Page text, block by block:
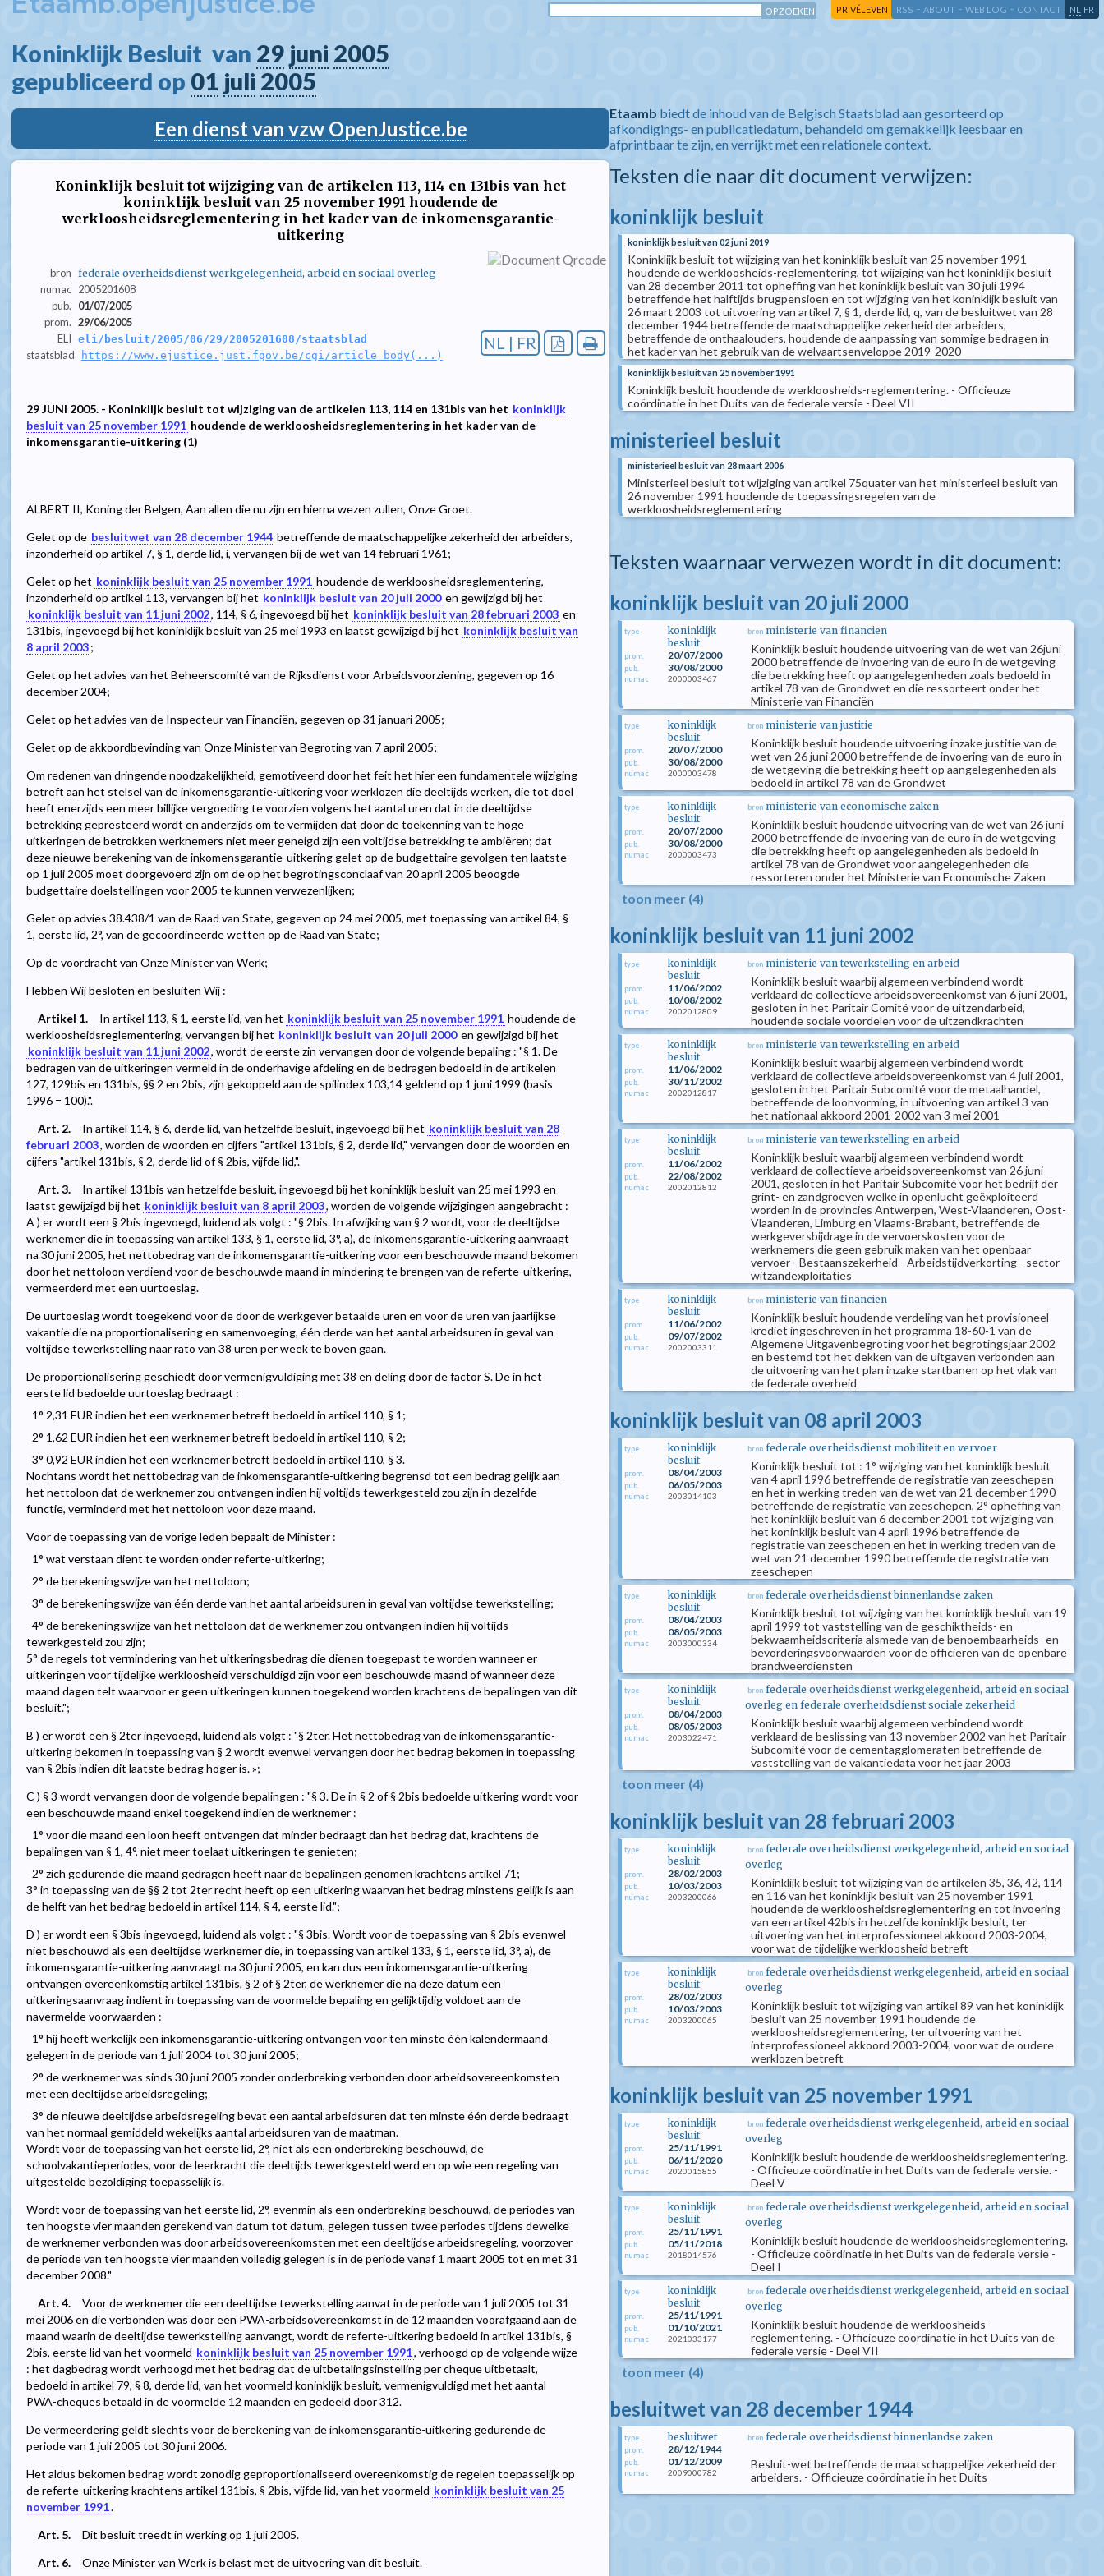
PRIVÉLEVEN RSS - ABOUT - WEB LOG - CONTACT NL FR
Koninklijk Besluit  van 29 juni 2005
gepubliceerd op 01 juli 2005
Een dienst van vzw OpenJustice.be
Koninklijk besluit tot wijziging van de artikelen 113, 114 en 131bis van het
koninklijk besluit van 25 november 1991 houdende de
werkloosheidsreglementering in het kader van de inkomensgarantie-
uitkering
bron federale overheidsdienst werkgelegenheid, arbeid en sociaal overleg
numac 2005201608
pub.
01/07/2005
prom. 29/06/2005
ELI eli/besluit/2005/06/29/2005201608/staatsblad
staatsblad https://www.ejustice.just.fgov.be/cgi/article_body(...)
NL | FR
29 JUNI 2005. - Koninklijk besluit tot wijziging van de artikelen 113, 114 en 131bis van het koninklijk
besluit van 25 november 1991 houdende de werkloosheidsreglementering in het kader van de
inkomensgarantie-uitkering (1)
ALBERT II, Koning der Belgen, Aan allen die nu zijn en hierna wezen zullen, Onze Groet.
Gelet op de besluitwet van 28 december 1944 betreffende de maatschappelijke zekerheid der arbeiders,
inzonderheid op artikel 7, § 1, derde lid, i, vervangen bij de wet van 14 februari 1961;
Gelet op het koninklijk besluit van 25 november 1991 houdende de werkloosheidsreglementering,
inzonderheid op artikel 113, vervangen bij het koninklijk besluit van 20 juli 2000 en gewijzigd bij het
koninklijk besluit van 11 juni 2002, 114, § 6, ingevoegd bij het koninklijk besluit van 28 februari 2003 en
131bis, ingevoegd bij het koninklijk besluit van 25 mei 1993 en laatst gewijzigd bij het koninklijk besluit van
8 april 2003;
Gelet op het advies van het Beheerscomité van de Rijksdienst voor Arbeidsvoorziening, gegeven op 16
december 2004;
Gelet op het advies van de Inspecteur van Financiën, gegeven op 31 januari 2005;
Gelet op de akkoordbevinding van Onze Minister van Begroting van 7 april 2005;
Om redenen van dringende noodzakelijkheid, gemotiveerd door het feit het hier een fundamentele wijziging
betreft aan het stelsel van de inkomensgarantie-uitkering voor werklozen die deeltijds werken, die tot doel
heeft enerzijds een meer billijke vergoeding te voorzien volgens het aantal uren dat in de deeltijdse
betrekking gepresteerd wordt en anderzijds om te vermijden dat door de toekenning van te hoge
uitkeringen de betrokken werknemers niet meer geneigd zijn een voltijdse betrekking te ambiëren; dat
deze nieuwe berekening van de inkomensgarantie-uitkering gelet op de budgettaire gevolgen ten laatste
op 1 juli 2005 moet doorgevoerd zijn om de op het begrotingsconclaaf van 20 april 2005 beoogde
budgettaire doelstellingen voor 2005 te kunnen verwezenlijken;
Gelet op advies 38.438/1 van de Raad van State, gegeven op 24 mei 2005, met toepassing van artikel 84, §
1, eerste lid, 2°, van de gecoördineerde wetten op de Raad van State;
Op de voordracht van Onze Minister van Werk;
Hebben Wij besloten en besluiten Wij :
Artikel 1.
In artikel 113, § 1, eerste lid, van het koninklijk besluit van 25 november 1991 houdende de
werkloosheidsreglementering, vervangen bij het koninklijk besluit van 20 juli 2000 en gewijzigd bij het
koninklijk besluit van 11 juni 2002, wordt de eerste zin vervangen door de volgende bepaling : "§ 1. De
bedragen van de uitkeringen vermeld in de onderhavige afdeling en de bedragen bedoeld in de artikelen
127, 129bis en 131bis, §§ 2 en 2bis, zijn gekoppeld aan de spilindex 103,14 geldend op 1 juni 1999 (basis
1996 = 100).".
Art. 2.
In artikel 114, § 6, derde lid, van hetzelfde besluit, ingevoegd bij het koninklijk besluit van 28
februari 2003, worden de woorden en cijfers "artikel 131bis, § 2, derde lid," vervangen door de woorden en
cijfers "artikel 131bis, § 2, derde lid of § 2bis, vijfde lid,".
Art. 3.
In artikel 131bis van hetzelfde besluit, ingevoegd bij het koninklijk besluit van 25 mei 1993 en
laatst gewijzigd bij het koninklijk besluit van 8 april 2003, worden de volgende wijzigingen aangebracht :
A ) er wordt een § 2bis ingevoegd, luidend als volgt : "§ 2bis. In afwijking van § 2 wordt, voor de deeltijdse
werknemer die in toepassing van artikel 133, § 1, eerste lid, 3°, a), de inkomensgarantie-uitkering aanvraagt
na 30 juni 2005, het nettobedrag van de inkomensgarantie-uitkering voor een beschouwde maand bekomen
door het nettoloon verdiend voor de beschouwde maand in mindering te brengen van de referte-uitkering,
vermeerderd met een uurtoeslag.
De uurtoeslag wordt toegekend voor de door de werkgever betaalde uren en voor de uren van jaarlijkse
vakantie die na proportionalisering en samenvoeging, één derde van het aantal arbeidsuren in geval van
voltijdse tewerkstelling naar rato van 38 uren per week te boven gaan.
De proportionalisering geschiedt door vermenigvuldiging met 38 en deling door de factor S. De in het
eerste lid bedoelde uurtoeslag bedraagt :
1° 2,31 EUR indien het een werknemer betreft bedoeld in artikel 110, § 1;
2° 1,62 EUR indien het een werknemer betreft bedoeld in artikel 110, § 2;
3° 0,92 EUR indien het een werknemer betreft bedoeld in artikel 110, § 3.
Nochtans wordt het nettobedrag van de inkomensgarantie-uitkering begrensd tot een bedrag gelijk aan
het nettoloon dat de werknemer zou ontvangen indien hij voltijds tewerkgesteld zou zijn in dezelfde
functie, verminderd met het nettoloon voor deze maand.
Voor de toepassing van de vorige leden bepaalt de Minister :
1° wat verstaan dient te worden onder referte-uitkering;
2° de berekeningswijze van het nettoloon;
3° de berekeningswijze van één derde van het aantal arbeidsuren in geval van voltijdse tewerkstelling;
4° de berekeningswijze van het nettoloon dat de werknemer zou ontvangen indien hij voltijds
tewerkgesteld zou zijn;
5° de regels tot vermindering van het uitkeringsbedrag die dienen toegepast te worden wanneer er
uitkeringen voor tijdelijke werkloosheid verschuldigd zijn voor een beschouwde maand of wanneer deze
maand dagen telt waarvoor er geen uitkeringen kunnen toegekend worden krachtens de bepalingen van dit
besluit.";
B ) er wordt een § 2ter ingevoegd, luidend als volgt : "§ 2ter. Het nettobedrag van de inkomensgarantie-
uitkering bekomen in toepassing van § 2 wordt evenwel vervangen door het bedrag bekomen in toepassing
van § 2bis indien dit laatste bedrag hoger is. »;
C ) § 3 wordt vervangen door de volgende bepalingen : "§ 3. De in § 2 of § 2bis bedoelde uitkering wordt voor
een beschouwde maand enkel toegekend indien de werknemer :
1° voor die maand een loon heeft ontvangen dat minder bedraagt dan het bedrag dat, krachtens de
bepalingen van § 1, 4°, niet meer toelaat uitkeringen te genieten;
2° zich gedurende die maand gedragen heeft naar de bepalingen genomen krachtens artikel 71;
3° in toepassing van de §§ 2 tot 2ter recht heeft op een uitkering waarvan het bedrag minstens gelijk is aan
de helft van het bedrag bedoeld in artikel 114, § 4, eerste lid.";
D ) er wordt een § 3bis ingevoegd, luidend als volgt : "§ 3bis. Wordt voor de toepassing van § 2bis evenwel
niet beschouwd als een deeltijdse werknemer die, in toepassing van artikel 133, § 1, eerste lid, 3°, a), de
inkomensgarantie-uitkering aanvraagt na 30 juni 2005, en kan dus een inkomensgarantie-uitkering
ontvangen overeenkomstig artikel 131bis, § 2 of § 2ter, de werknemer die na deze datum een
uitkeringsaanvraag indient in toepassing van de voormelde bepaling en gelijktijdig voldoet aan de
navermelde voorwaarden :
1° hij heeft werkelijk een inkomensgarantie-uitkering ontvangen voor ten minste één kalendermaand
gelegen in de periode van 1 juli 2004 tot 30 juni 2005;
2° de werknemer was sinds 30 juni 2005 zonder onderbreking verbonden door arbeidsovereenkomsten
met een deeltijdse arbeidsregeling;
3° de nieuwe deeltijdse arbeidsregeling bevat een aantal arbeidsuren dat ten minste één derde bedraagt
van het normaal gemiddeld wekelijks aantal arbeidsuren van de maatman.
Wordt voor de toepassing van het eerste lid, 2°, niet als een onderbreking beschouwd, de
schoolvakantieperiodes, voor de leerkracht die deeltijds tewerkgesteld werd en op wie een regeling van
uitgestelde bezoldiging toepasselijk is.
Wordt voor de toepassing van het eerste lid, 2°, evenmin als een onderbreking beschouwd, de periodes van
ten hoogste vier maanden gerekend van datum tot datum, gelegen tussen twee periodes tijdens dewelke
de werknemer verbonden was door arbeidsovereenkomsten met een deeltijdse arbeidsregeling, voorzover
de periode van ten hoogste vier maanden volledig gelegen is in de periode vanaf 1 maart 2005 tot en met 31
december 2008."
Art. 4.
Voor de werknemer die een deeltijdse tewerkstelling aanvat in de periode van 1 juli 2005 tot 31
mei 2006 en die verbonden was door een PWA-arbeidsovereenkomst in de 12 maanden voorafgaand aan de
maand waarin de deeltijdse tewerkstelling aanvangt, wordt de referte-uitkering bedoeld in artikel 131bis, §
2bis, eerste lid van het voormeld koninklijk besluit van 25 november 1991, verhoogd op de volgende wijze
: het dagbedrag wordt verhoogd met het bedrag dat de uitbetalingsinstelling per cheque uitbetaalt,
bedoeld in artikel 79, § 8, derde lid, van het voormeld koninklijk besluit, vermenigvuldigd met het aantal
PWA-cheques betaald in de voormelde 12 maanden en gedeeld door 312.
De vermeerdering geldt slechts voor de berekening van de inkomensgarantie-uitkering gedurende de
periode van 1 juli 2005 tot 30 juni 2006.
Het aldus bekomen bedrag wordt zonodig geproportionaliseerd overeenkomstig de regelen toepasselijk op
de referte-uitkering krachtens artikel 131bis, § 2bis, vijfde lid, van het voormeld koninklijk besluit van 25
november 1991.
Art. 5.
Dit besluit treedt in werking op 1 juli 2005.
Art. 6.
Onze Minister van Werk is belast met de uitvoering van dit besluit.
Etaamb biedt de inhoud van de Belgisch Staatsblad aan gesorteerd op
afkondigings- en publicatiedatum, behandeld om gemakkelijk leesbaar en
afprintbaar te zijn, en verrijkt met een relationele context.
Teksten die naar dit document verwijzen:
koninklijk besluit
koninklijk besluit van 02 juni 2019
Koninklijk besluit tot wijziging van het koninklijk besluit van 25 november 1991
houdende de werkloosheids-reglementering, tot wijziging van het koninklijk besluit
van 28 december 2011 tot opheffing van het koninklijk besluit van 30 juli 1994
betreffende het halftijds brugpensioen en tot wijziging van het koninklijk besluit van
26 maart 2003 tot uitvoering van artikel 7, § 1, derde lid, q, van de besluitwet van 28
december 1944 betreffende de maatschappelijke zekerheid der arbeiders,
betreffende de onthaalouders, houdende de aanpassing van sommige bedragen in
het kader van het gebruik van de welvaartsenveloppe 2019-2020
koninklijk besluit van 25 november 1991
Koninklijk besluit houdende de werkloosheids-reglementering. - Officieuze
coördinatie in het Duits van de federale versie - Deel VII
ministerieel besluit
ministerieel besluit van 28 maart 2006
Ministerieel besluit tot wijziging van artikel 75quater van het ministerieel besluit van
26 november 1991 houdende de toepassingsregelen van de
werkloosheidsreglementering
Teksten waarnaar verwezen wordt in dit document:
koninklijk besluit van 20 juli 2000
type
koninklijk
besluit
prom. 20/07/2000
pub. 30/08/2000
numac 2000003467
bron ministerie van financien
Koninklijk besluit houdende uitvoering van de wet van 26juni
2000 betreffende de invoering van de euro in de wetgeving
die betrekking heeft op aangelegenheden zoals bedoeld in
artikel 78 van de Grondwet en die ressorteert onder het
Ministerie van Financiën
type
koninklijk
besluit
prom. 20/07/2000
pub. 30/08/2000
numac 2000003478
bron ministerie van justitie
Koninklijk besluit houdende uitvoering inzake justitie van de
wet van 26 juni 2000 betreffende de invoering van de euro in
de wetgeving die betrekking heeft op aangelegenheden als
bedoeld in artikel 78 van de Grondwet
type
koninklijk
besluit
prom. 20/07/2000
pub. 30/08/2000
numac 2000003473
bron ministerie van economische zaken
Koninklijk besluit houdende uitvoering van de wet van 26 juni
2000 betreffende de invoering van de euro in de wetgeving
die betrekking heeft op aangelegenheden als bedoeld in
artikel 78 van de Grondwet voor aangelegenheden die
ressorteren onder het Ministerie van Economische Zaken
toon meer (4)
koninklijk besluit van 11 juni 2002
type
koninklijk
besluit
prom. 11/06/2002
pub. 10/08/2002
numac 2002012809
bron ministerie van tewerkstelling en arbeid
Koninklijk besluit waarbij algemeen verbindend wordt
verklaard de collectieve arbeidsovereenkomst van 6 juni 2001,
gesloten in het Paritair Comité voor de uitzendarbeid,
houdende sociale voordelen voor de uitzendkrachten
type
koninklijk
besluit
prom. 11/06/2002
pub. 30/11/2002
numac 2002012817
bron ministerie van tewerkstelling en arbeid
Koninklijk besluit waarbij algemeen verbindend wordt
verklaard de collectieve arbeidsovereenkomst van 4 juli 2001,
gesloten in het Paritair Subcomité voor de metaalhandel,
betreffende de loonvorming, in uitvoering van artikel 3 van
het nationaal akkoord 2001-2002 van 3 mei 2001
type
koninklijk
besluit
prom. 11/06/2002
pub. 22/08/2002
numac 2002012812
bron ministerie van tewerkstelling en arbeid
Koninklijk besluit waarbij algemeen verbindend wordt
verklaard de collectieve arbeidsovereenkomst van 26 juni
2001, gesloten in het Paritair Subcomité voor het bedrijf der
grint- en zandgroeven welke in openlucht geëxploiteerd
worden in de provincies Antwerpen, West-Vlaanderen, Oost-
Vlaanderen, Limburg en Vlaams-Brabant, betreffende de
werkgeversbijdrage in de vervoerskosten voor de
werknemers die geen gebruik maken van het openbaar
vervoer - Bestaanszekerheid - Arbeidstijdverkorting - sector
witzandexploitaties
type
koninklijk
besluit
prom. 11/06/2002
pub. 09/07/2002
numac 2002003311
bron ministerie van financien
Koninklijk besluit houdende verdeling van het provisioneel
krediet ingeschreven in het programma 18-60-1 van de
Algemene Uitgavenbegroting voor het begrotingsjaar 2002
en bestemd tot het dekken van de uitgaven verbonden aan
de uitvoering van het plan inzake startbanen op het vlak van
de federale overheid
koninklijk besluit van 08 april 2003
type
koninklijk
besluit
prom. 08/04/2003
pub. 06/05/2003
numac 2003014103
bron federale overheidsdienst mobiliteit en vervoer
Koninklijk besluit tot : 1° wijziging van het koninklijk besluit
van 4 april 1996 betreffende de registratie van zeeschepen
en het in werking treden van de wet van 21 december 1990
betreffende de registratie van zeeschepen, 2° opheffing van
het koninklijk besluit van 6 december 2001 tot wijziging van
het koninklijk besluit van 4 april 1996 betreffende de
registratie van zeeschepen en het in werking treden van de
wet van 21 december 1990 betreffende de registratie van
zeeschepen
type
koninklijk
besluit
prom. 08/04/2003
pub. 08/05/2003
numac 2003000334
bron federale overheidsdienst binnenlandse zaken
Koninklijk besluit tot wijziging van het koninklijk besluit van 19
april 1999 tot vaststelling van de geschiktheids- en
bekwaamheidscriteria alsmede van de benoembaarheids- en
bevorderingsvoorwaarden voor de officieren van de openbare
brandweerdiensten
type
koninklijk
besluit
prom. 08/04/2003
pub. 08/05/2003
numac 2003022471
bron federale overheidsdienst werkgelegenheid, arbeid en sociaal
overleg en federale overheidsdienst sociale zekerheid
Koninklijk besluit waarbij algemeen verbindend wordt
verklaard de beslissing van 13 november 2002 van het Paritair
Subcomité voor de cementagglomeraten betreffende de
vaststelling van de vakantiedata voor het jaar 2003
toon meer (4)
koninklijk besluit van 28 februari 2003
type
koninklijk
besluit
prom. 28/02/2003
pub. 10/03/2003
numac 2003200066
bron federale overheidsdienst werkgelegenheid, arbeid en sociaal
overleg
Koninklijk besluit tot wijziging van de artikelen 35, 36, 42, 114
en 116 van het koninklijk besluit van 25 november 1991
houdende de werkloosheidsreglementering en tot invoering
van een artikel 42bis in hetzelfde koninklijk besluit, ter
uitvoering van het interprofessioneel akkoord 2003-2004,
voor wat de tijdelijke werkloosheid betreft
type
koninklijk
besluit
prom. 28/02/2003
pub. 10/03/2003
numac 2003200065
bron federale overheidsdienst werkgelegenheid, arbeid en sociaal
overleg
Koninklijk besluit tot wijziging van artikel 89 van het koninklijk
besluit van 25 november 1991 houdende de
werkloosheidsreglementering, ter uitvoering van het
interprofessioneel akkoord 2003-2004, voor wat de oudere
werklozen betreft
koninklijk besluit van 25 november 1991
type
koninklijk
besluit
prom. 25/11/1991
pub. 06/11/2020
numac 2020015855
bron federale overheidsdienst werkgelegenheid, arbeid en sociaal
overleg
Koninklijk besluit houdende de werkloosheidsreglementering.
- Officieuze coördinatie in het Duits van de federale versie. -
Deel V
type
koninklijk
besluit
prom. 25/11/1991
pub. 05/11/2018
numac 2018014576
bron federale overheidsdienst werkgelegenheid, arbeid en sociaal
overleg
Koninklijk besluit houdende de werkloosheidsreglementering.
- Officieuze coördinatie in het Duits van de federale versie -
Deel I
type
koninklijk
besluit
prom. 25/11/1991
pub. 01/10/2021
numac 2021033177
bron federale overheidsdienst werkgelegenheid, arbeid en sociaal
overleg
Koninklijk besluit houdende de werkloosheids-
reglementering. - Officieuze coördinatie in het Duits van de
federale versie - Deel VII
toon meer (4)
besluitwet van 28 december 1944
type besluitwet
prom. 28/12/1944
pub. 01/12/2009
numac 2009000782
bron federale overheidsdienst binnenlandse zaken
Besluit-wet betreffende de maatschappelijke zekerheid der
arbeiders. - Officieuze coördinatie in het Duits